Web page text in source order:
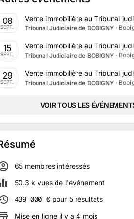
08
SEPT.
Vente immobilière au Tribunal
Tribunal Judiciaire de BOBIGNY ·
15
SEPT.
Vente immobilière au Tribunal
Tribunal Judiciaire de BOBIGNY ·
29
SEPT.
Vente immobilière au Tribunal
Tribunal Judiciaire de BOBIGNY ·
VOIR TOUS LES
65membresintéressés
50.3 k vues de l'événement
439 000 €pour 5 résultats
Mise en ligne il y a4 mois